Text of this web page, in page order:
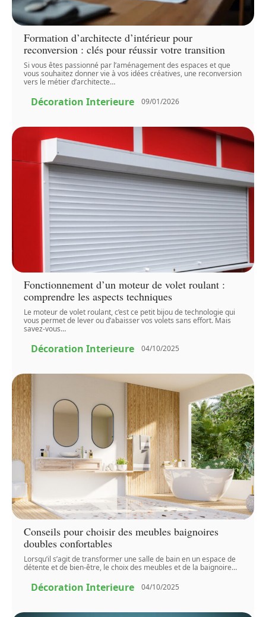
Formation d’architecte d’intérieur pour
reconversion : clés pour réussir votre transition
Si vous êtes passionné par l’aménagement des espaces et que
vous souhaitez donner vie à vos idées créatives, une reconversion
vers le métier d’architecte…
Décoration Interieure 09/01/2026
Fonctionnement d’un moteur de volet roulant :
comprendre les aspects techniques
Le moteur de volet roulant, c’est ce petit bijou de technologie qui
vous permet de lever ou d’abaisser vos volets sans effort. Mais
savez-vous…
Décoration Interieure 04/10/2025
Conseils pour choisir des meubles baignoires
doubles confortables
Lorsqu’il s’agit de transformer une salle de bain en un espace de
détente et de bien-être, le choix des meubles et de la baignoire…
Décoration Interieure 04/10/2025